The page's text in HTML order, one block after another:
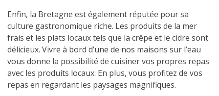
Enfin, la Bretagne est également réputée pour sa
culture gastronomique riche. Les produits de la mer
frais et les plats locaux tels que la crêpe et le cidre sont
délicieux. Vivre à bord d’une de nos maisons sur l’eau
vous donne la possibilité de cuisiner vos propres repas
avec les produits locaux. En plus, vous profitez de vos
repas en regardant les paysages magnifiques.